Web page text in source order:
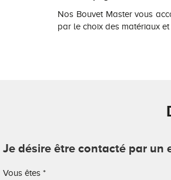
Nos Bouvet Master vous
par le choix des matériaux et
Je désire être contacté par un
Vous êtes *